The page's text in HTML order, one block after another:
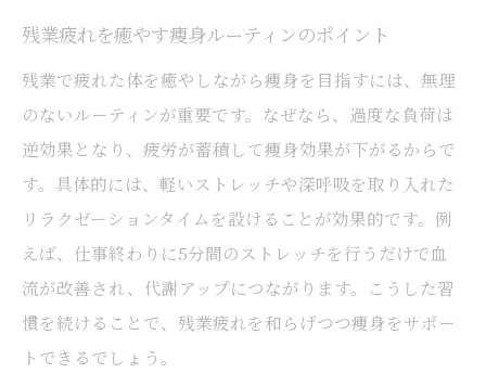
残業疲れを癒やす痩身ルーティンのポイント
残業で疲れた体を癒やしながら痩身を目指すには、無理
のないルーティンが重要です。なぜなら、過度な負荷は
逆効果となり、疲労が蓄積して痩身効果が下がるからで
す。具体的には、軽いストレッチや深呼吸を取り入れた
リラクゼーションタイムを設けることが効果的です。例
えば、仕事終わりに5分間のストレッチを行うだけで血
流が改善され、代謝アップにつながります。こうした習
慣を続けることで、残業疲れを和らげつつ痩身をサポー
トできるでしょう。